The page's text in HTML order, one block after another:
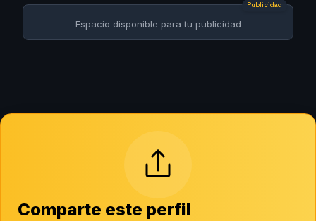
Publicidad
Espacio disponible para tu publicidad
Comparte este perfil